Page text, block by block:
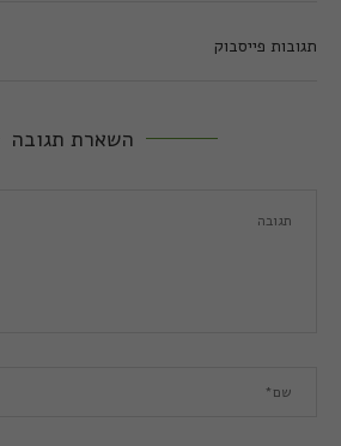
תגובות פייסבוק
השארת תגובה